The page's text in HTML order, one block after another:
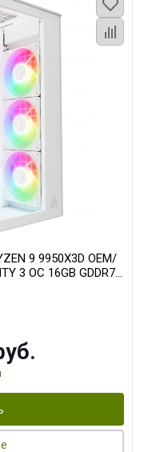
9 9950X3D OEM/
3 OC 16GB GDDR7